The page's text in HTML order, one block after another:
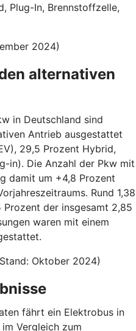
Plug-In, Brennstoffzelle,
2024)
alternativen
in Deutschland sind
Antrieb ausgestattet
29,5 Prozent Hybrid,
in). Die Anzahl der Pkw mit
damit um +4,8 Prozent
Rund 1,38
der insgesamt 2,85
waren mit einem
Oktober 2024)
fährt ein Elektrobus in
Vergleich zum